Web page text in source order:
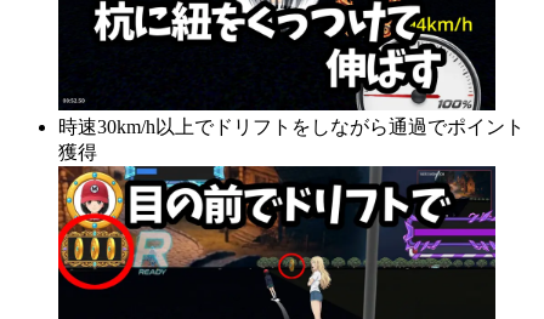
時速30km/h以上でドリフトをしながら通過でポイント
獲得